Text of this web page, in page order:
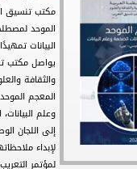
مكتب تنسيق
الموحد
البيانات
يواصل مكتب
والثقافة
المعجم
وعلم
إلى اللجان
لإبداء
لمؤتمر